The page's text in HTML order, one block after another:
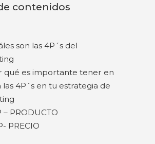
contenidos
son las 4P´s del
qué es importante tener en
las 4P´s en tu estrategia de
– PRODUCTO
PRECIO